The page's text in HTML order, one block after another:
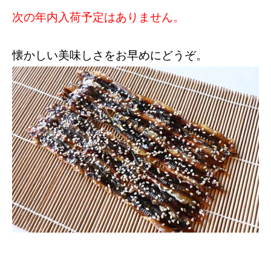
次の年内入荷予定はありません。
懐かしい美味しさをお早めにどうぞ。